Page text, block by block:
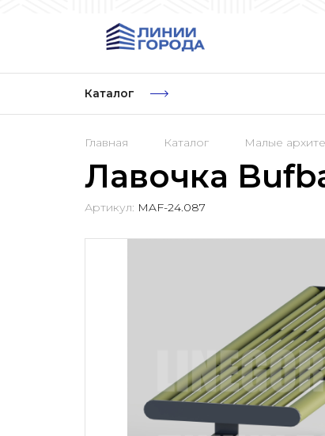
Каталог
Главная Каталог Малые
Лавочка
Артикул: MAF-24.087